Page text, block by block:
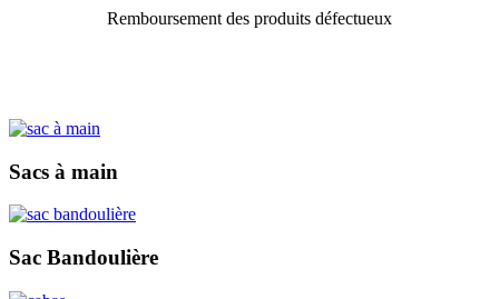
Remboursement des produits défectueux
Sacs à main
Sac Bandoulière